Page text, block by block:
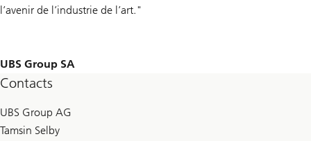
l’avenir de l’industrie de l’art."
UBS Group SA
Contacts
UBS Group AG
Tamsin Selby